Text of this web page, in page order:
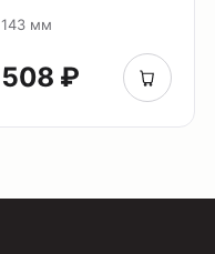
143 мм
508 ₽